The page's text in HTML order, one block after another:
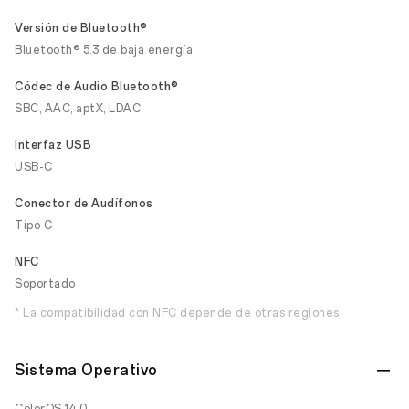
Versión de Bluetooth®
Bluetooth® 5.3 de baja energía
Códec de Audio Bluetooth®
SBC, AAC, aptX, LDAC
Interfaz USB
USB-C
Conector de Audífonos
Tipo C
NFC
Soportado
* La compatibilidad con NFC depende de otras regiones.
Sistema Operativo